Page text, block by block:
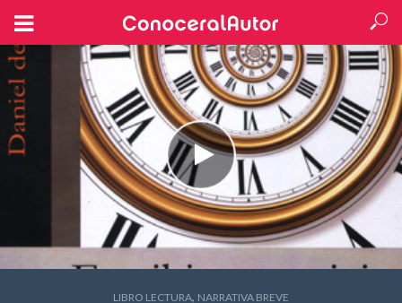
LIBRO LECTURA, NARRATIVA BREVE